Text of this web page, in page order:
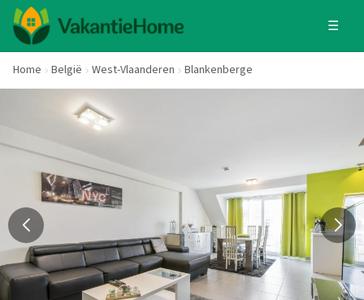
☰
Home België West-Vlaanderen Blankenberge